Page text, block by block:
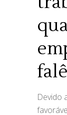
Devido